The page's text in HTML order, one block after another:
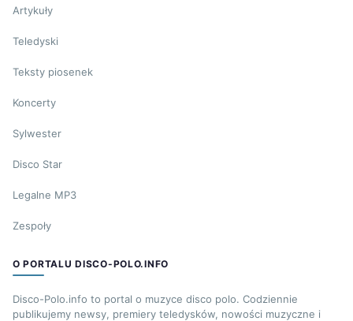
Artykuły
Teledyski
Teksty piosenek
Koncerty
Sylwester
Disco Star
Legalne MP3
Zespoły
O PORTALU DISCO-POLO.INFO
Disco-Polo.info to portal o muzyce disco polo. Codziennie
publikujemy newsy, premiery teledysków, nowości muzyczne i